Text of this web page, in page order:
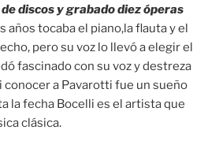
discos y grabado diez óperas
años tocaba el piano,la flauta y el
pero su voz lo llevó a elegir el
fascinado con su voz y destreza
conocer a Pavarotti fue un sueño
la fecha Bocelli es el artista que
clásica.